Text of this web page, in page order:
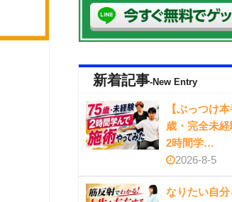
新着記事-New Entry
【ぶっつけ
歳・完全未
2時間学…
2026-8-5
なりたい自